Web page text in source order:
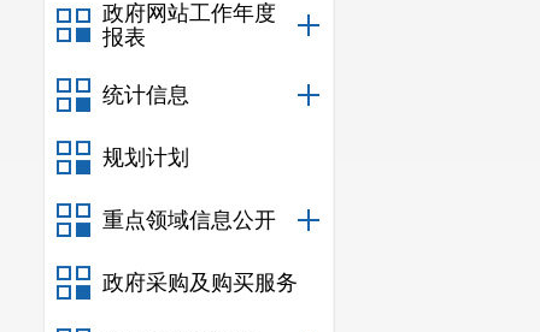
政府网站工作年度
报表
统计信息
规划计划
重点领域信息公开
政府采购及购买服务